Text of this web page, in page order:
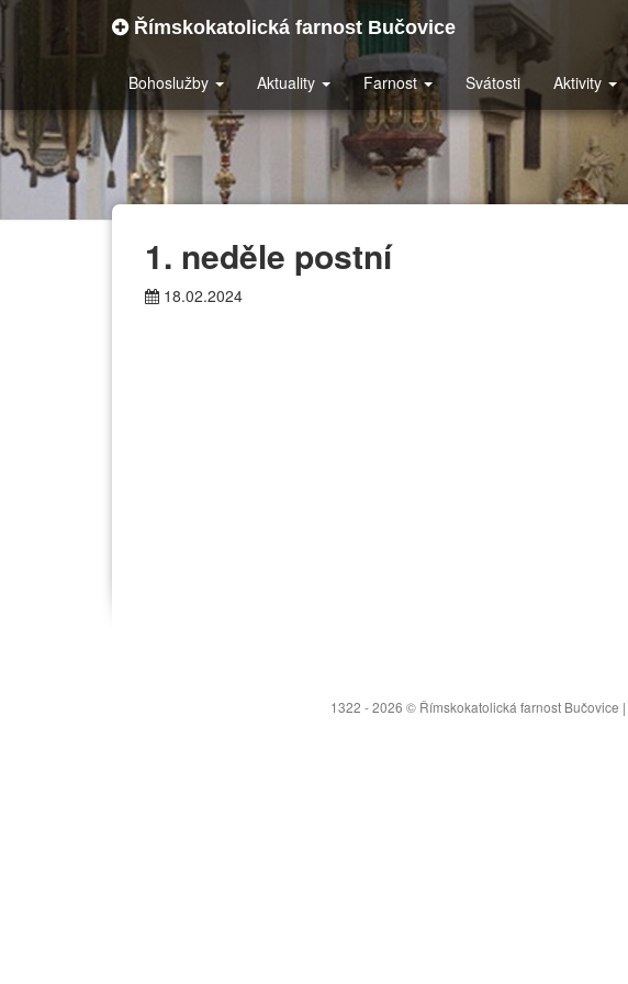
Římskokatolická farnost Bučovice
Bohoslužby Aktuality Farnost Svátosti Aktivity
1. neděle postní
18.02.2024
1322 - 2026 © Římskokatolická farnost Bučovice |